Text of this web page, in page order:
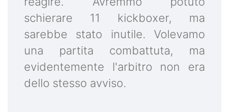
schierare 11 kickboxer, ma
sarebbe stato inutile. Volevamo
una partita combattuta, ma
evidentemente l'arbitro non era
dello stesso avviso.